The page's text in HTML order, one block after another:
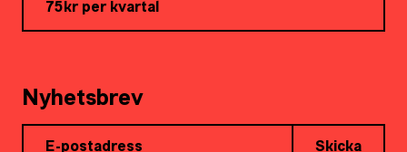
75kr per kvartal
Nyhetsbrev
Skicka